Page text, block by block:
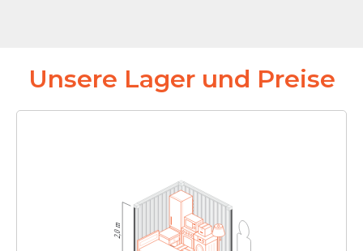
Unsere Lager und Preise